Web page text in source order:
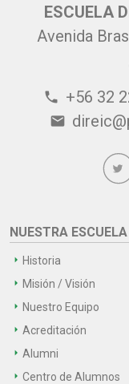
ESCUELA
Avenida
phone +56 32
email
NUESTRA ESCUELA
Historia
Misión / Visión
Nuestro Equipo
Acreditación
Alumni
Centro de Alumnos